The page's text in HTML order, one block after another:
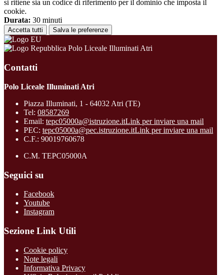
si ritiene sia un codice di riferimento per il dominio che imposta il
cookie.
Durata: 30 minuti
Accetta tutti Salva le preferenze
Polo Liceale Illuminati Atri
Contatti
Polo Liceale Illuminati Atri
Piazza Illuminati, 1 - 64032 Atri (TE)
Tel: 08587269
Email: tepc05000a@istruzione.itLink per inviare una mail
PEC: tepc05000a@pec.istruzione.itLink per inviare una mail
C.F.: 90019760678
C.M. TEPC05000A
Seguici su
Facebook
Youtube
Instagram
Sezione Link Utili
Cookie policy
Note legali
Informativa Privacy